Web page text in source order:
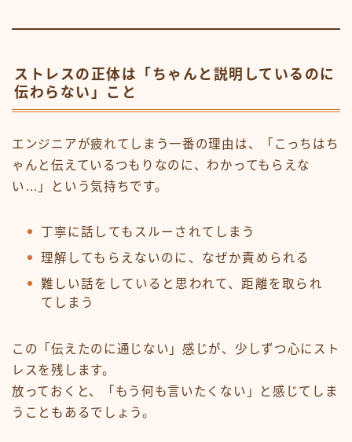
ストレスの正体は「ちゃんと説明しているのに
伝わらない」こと
エンジニアが疲れてしまう一番の理由は、「こっちはち
ゃんと伝えているつもりなのに、わかってもらえな
い…」という気持ちです。
丁寧に話してもスルーされてしまう
理解してもらえないのに、なぜか責められる
難しい話をしていると思われて、距離を取られ
てしまう
この「伝えたのに通じない」感じが、少しずつ心にスト
レスを残します。
放っておくと、「もう何も言いたくない」と感じてしま
うこともあるでしょう。